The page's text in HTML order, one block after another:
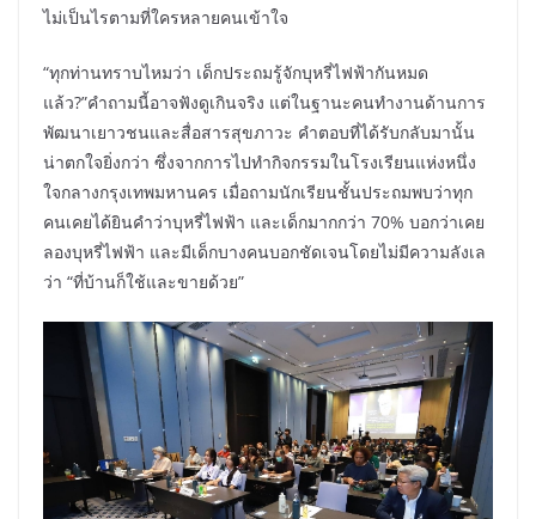
ไม่เป็นไรตามที่ใครหลายคนเข้าใจ
“ทุกท่านทราบไหมว่า เด็กประถมรู้จักบุหรี่ไฟฟ้ากันหมด
แล้ว?”คำถามนี้อาจฟังดูเกินจริง แต่ในฐานะคนทำงานด้านการ
พัฒนาเยาวชนและสื่อสารสุขภาวะ คำตอบที่ได้รับกลับมานั้น
น่าตกใจยิ่งกว่า ซึ่งจากการไปทำกิจกรรมในโรงเรียนแห่งหนึ่ง
ใจกลางกรุงเทพมหานคร เมื่อถามนักเรียนชั้นประถมพบว่าทุก
คนเคยได้ยินคำว่าบุหรี่ไฟฟ้า และเด็กมากกว่า 70% บอกว่าเคย
ลองบุหรี่ไฟฟ้า และมีเด็กบางคนบอกชัดเจนโดยไม่มีความลังเล
ว่า “ที่บ้านก็ใช้และขายด้วย”